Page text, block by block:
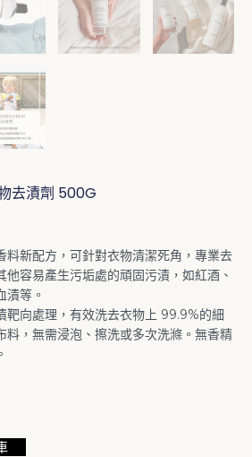
去漬劑 500G
料新配方，可針對衣物清潔死角，專業去
他容易產生污垢處的頑固污漬，如紅酒、
漬等。
靶向處理，有效洗去衣物上 99.9%的細
料，無需浸泡、擦洗或多次洗滌。無香精